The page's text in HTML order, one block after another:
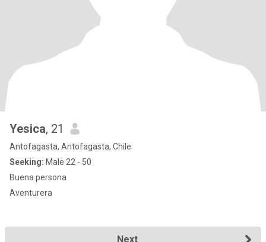
Yesica, 21
Antofagasta, Antofagasta, Chile
Seeking: Male 22 - 50
Buena persona
Aventurera
Next